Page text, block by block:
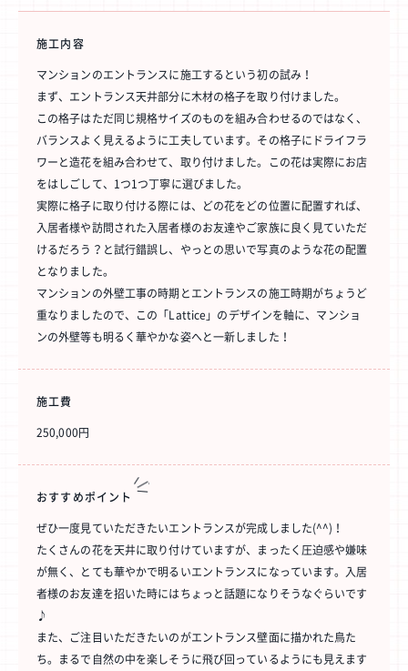
施工内容
マンションのエントランスに施工するという初の試み！
まず、エントランス天井部分に木材の格子を取り付けました。
この格子はただ同じ規格サイズのものを組み合わせるのではなく、
バランスよく見えるように工夫しています。その格子にドライフラ
ワーと造花を組み合わせて、取り付けました。この花は実際にお店
をはしごして、1つ1つ丁寧に選びました。
実際に格子に取り付ける際には、どの花をどの位置に配置すれば、
入居者様や訪問された入居者様のお友達やご家族に良く見ていただ
けるだろう？と試行錯誤し、やっとの思いで写真のような花の配置
となりました。
マンションの外壁工事の時期とエントランスの施工時期がちょうど
重なりましたので、この「Lattice」のデザインを軸に、マンショ
ンの外壁等も明るく華やかな姿へと一新しました！
施工費
250,000円
おすすめポイント
ぜひ一度見ていただきたいエントランスが完成しました(^^)！
たくさんの花を天井に取り付けていますが、まったく圧迫感や嫌味
が無く、とても華やかで明るいエントランスになっています。入居
者様のお友達を招いた時にはちょっと話題になりそうなぐらいです
♪
また、ご注目いただきたいのがエントランス壁面に描かれた鳥た
ち。まるで自然の中を楽しそうに飛び回っているようにも見えます